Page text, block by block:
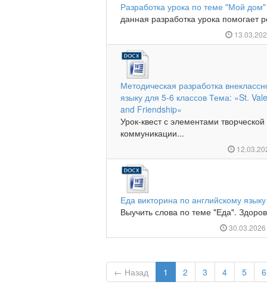
Разработка урока по теме "Мой дом"
данная разработка урока помогает
Методическая разработка
языку для 5-6 классов Тема: «St.
and Friendship»
Урок-квест с элементами
коммуникации...
Еда викторина по английскому языку
Выучить слова по теме "Еда".
← Назад 1 2 3 4 5 6